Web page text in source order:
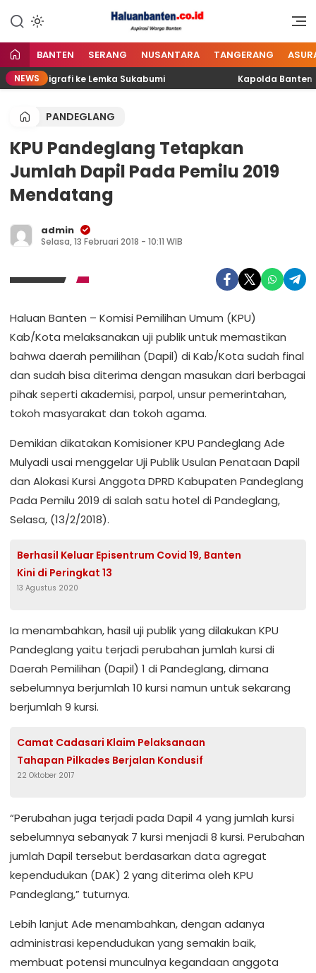
konten
Haluan Banten
Aspirasi Warga Banten
BANTEN SERANG NUSANTARA TANGERANG
NEWS
Kaligrafi ke Lemka Sukabumi Kapolda Banten
PANDEGLANG
KPU Pandeglang Tetapkan
Jumlah Dapil Pada Pemilu 2019
Mendatang
admin
Selasa, 13 Februari 2018 - 10:11 WIB
Haluan Banten – Komisi Pemilihan Umum (KPU)
Kab/Kota melaksanakan uji publik untuk memastikan
bahwa daerah pemilihan (Dapil) di Kab/Kota sudah final
dan sudah bisa diterima dengan masukan dari berbagai
pihak seperti akademisi, parpol, unsur pemerintahan,
tokoh masyarakat dan tokoh agama.
Demikian dikatakan Komisioner KPU Pandeglang Ade
Mulyadi usai menggelar Uji Publik Usulan Penataan Dapil
dan Alokasi Kursi Anggota DPRD Kabupaten Pandeglang
Pada Pemilu 2019 di salah satu hotel di Pandeglang,
Selasa, (13/2/2018).
Berhasil Keluar Episentrum Covid 19, Banten
Kini di Peringkat 13
13 Agustus 2020
Ia menambahkan, hasil uji publik yang dilakukan KPU
Pandeglang yaitu terjadi perubahan jumlah kursi di
Daerah Pemilihan (Dapil) 1 di Pandeglang, dimana
sebelumnya berjumlah 10 kursi namun untuk sekarang
berjumlah 9 kursi.
Camat Cadasari Klaim Pelaksanaan
Tahapan Pilkades Berjalan Kondusif
22 Oktober 2017
“Perubahan juga terjadi pada Dapil 4 yang jumlah kursi
sebelumnya sebanyak 7 kursi menjadi 8 kursi. Perubahan
jumlah Dapil tersebut berdasarkan data agregat
kependudukan (DAK) 2 yang diterima oleh KPU
Pandeglang,” tuturnya.
Lebih lanjut Ade menambahkan, dengan adanya
administrasi kependudukan yang semakin baik,
membuat potensi munculnya kegandaan anggota